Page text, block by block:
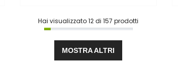
Hai visualizzato12di 157 prodotti
MOSTRA ALTRI